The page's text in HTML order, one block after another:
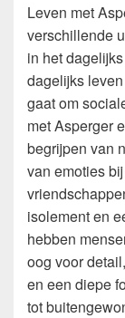
Leven met
verschillende
in het
dagelijks
gaat om
met Asperger
begrijpen van
van emoties
isolement en
hebben
oog voor
en een diepe
tot